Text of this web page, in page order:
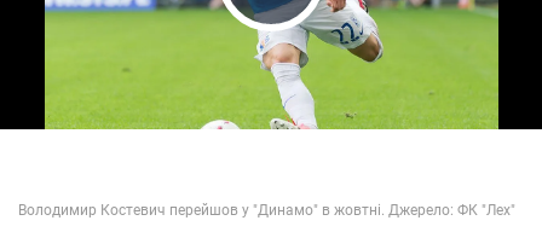
Play Video